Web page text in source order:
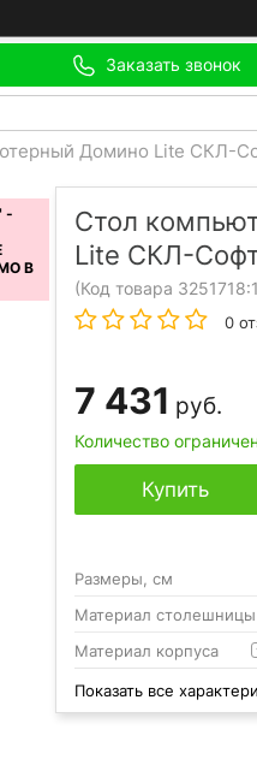
Заказать звонок
Домино Lite СКЛ-
Стол
Lite СКЛ-
(Код товара 3251718:
0
7 431 руб.
Количество
Купить
Размеры, см
Материал столешницы
Материал корпуса
Показать все